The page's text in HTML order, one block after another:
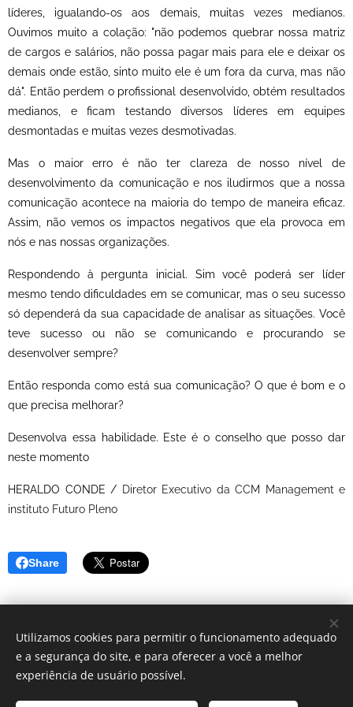
líderes, igualando-os aos demais, muitas vezes medianos.
Ouvimos muito a colação: "não podemos quebrar nossa matriz
de cargos e salários, não possa pagar mais para ele e deixar os
demais onde estão, sinto muito ele é um fora da curva, mas não
dá". Então perdem o profissional desenvolvido, obtém resultados
medianos, e ficam testando diversos líderes em equipes
desmontadas e muitas vezes desmotivadas.
Mas o maior erro é não ter clareza de nosso nível de
desenvolvimento da comunicação e nos iludirmos que a nossa
comunicação acontece na maioria do tempo de maneira eficaz.
Assim, não vemos os impactos negativos que ela provoca em
nós e nas nossas organizações.
Respondendo à pergunta inicial. Sim você poderá ser líder
mesmo tendo dificuldades em se comunicar, mas o seu sucesso
só dependerá da sua capacidade de analisar as situações. Você
teve sucesso ou não se comunicando e procurando se
desenvolver sempre?
Então responda como está sua comunicação? O que é bom e o
que precisa melhorar?
Desenvolva essa habilidade. Este é o conselho que posso dar
neste momento
HERALDO CONDE / Diretor Executivo da CCM Management e
instituto Futuro Pleno
Share
2023 CCM Management - Empresa do Grupo
Utilizamos cookies para permitir o funcionamento adequado
e a segurança do site, e para oferecer a você a melhor
experiência de usuário possível.